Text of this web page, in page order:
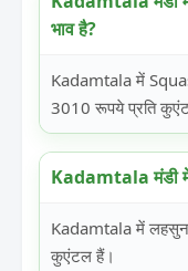
भाव है?
Kadamtala में
3010 रूपये प्रति
Kadamtala मंडी
Kadamtala में
कुएंटल हैं।